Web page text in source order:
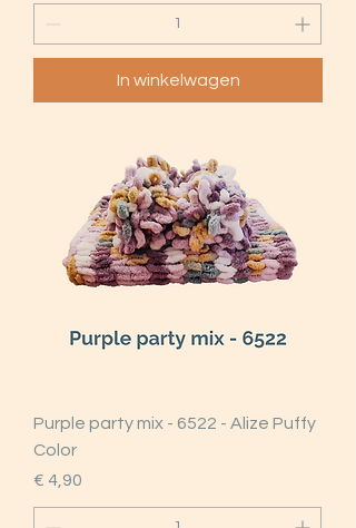
In winkelwagen
Purple party mix - 6522 - Alize Puffy
Color
Prijs
€ 4,90